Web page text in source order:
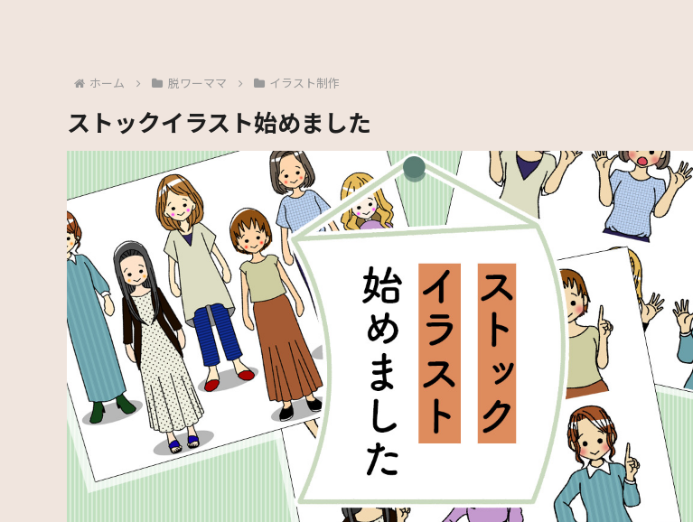
ホーム 脱ワーママ イラスト制作
ストックイラスト始めました